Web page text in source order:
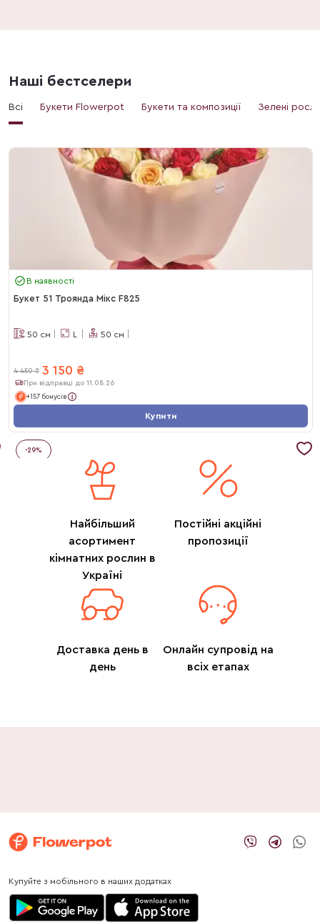
Наші бестселери
Всі Букети Flowerpot Букети та композиції Зелені
В наявності
Букет 51 Троянда Мікс F825
50 см L 50 см
4 450 ₴ 3 150 ₴
При відправці до 11.08.26
+157 бонусів
Купити
-29%
Найбільший
асортимент
кімнатних рослин в
Україні
Постійні акційні
пропозиції
Доставка день в
день
Онлайн супровід на
всіх етапах
Купуйте з мобільного в наших додатках